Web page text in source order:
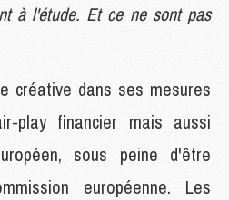
à l'étude. Et ce ne sont pas
créative dans ses mesures
play financier mais aussi
sous peine d'être
européenne. Les